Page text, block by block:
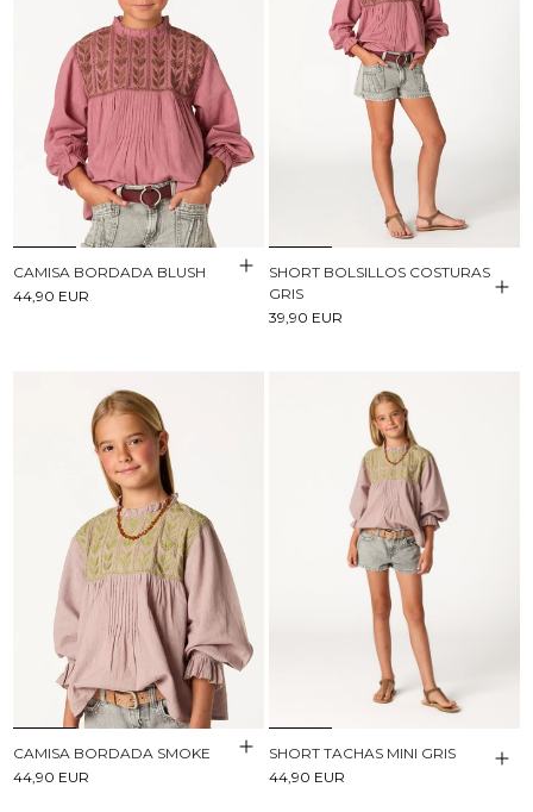
CAMISA BORDADA BLUSH
44,90 EUR
SHORT BOLSILLOS COSTURAS
GRIS
39,90 EUR
CAMISA BORDADA SMOKE
44,90 EUR
SHORT TACHAS MINI GRIS
44,90 EUR